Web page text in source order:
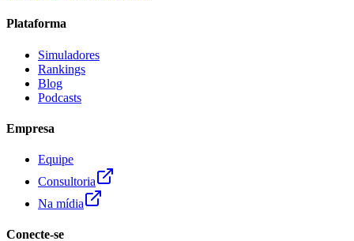
Plataforma
Simuladores
Rankings
Blog
Podcasts
Empresa
Equipe
Consultoria
Na mídia
Conecte-se